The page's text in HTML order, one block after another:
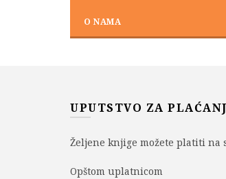
O NAMA
UPUTSTVO ZA
Željene knjige možete platiti na
Opštom uplatnicom